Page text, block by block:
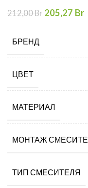
212,00Br 205,27 Br
БРЕНД
ЦВЕТ
МАТЕРИАЛ
МОНТАЖ
ТИП СМЕСИТЕЛЯ